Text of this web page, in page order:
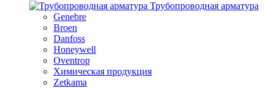
Трубопроводная арматура
Genebre
Broen
Danfoss
Honeywell
Oventrop
Химическая продукция
Zetkama